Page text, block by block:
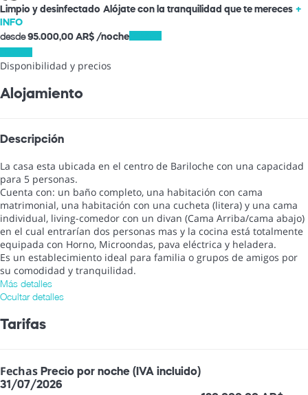
Limpio y desinfectado Alójate con la tranquilidad que te mereces +
INFO
desde95.000,00 AR$ /noche
Disponibilidad y precios
Alojamiento
Descripción
La casa esta ubicada en el centro de Bariloche con una capacidad
para 5 personas.
Cuenta con: un baño completo, una habitación con cama
matrimonial, una habitación con una cucheta (litera) y una cama
individual, living-comedor con un divan (Cama Arriba/cama abajo)
en el cual entrarían dos personas mas y la cocina está totalmente
equipada con Horno, Microondas, pava eléctrica y heladera.
Es un establecimiento ideal para familia o grupos de amigos por
su comodidad y tranquilidad.
Más detalles
Ocultar detalles
Tarifas
Fechas Precio por noche (IVA incluido)
31/07/2026